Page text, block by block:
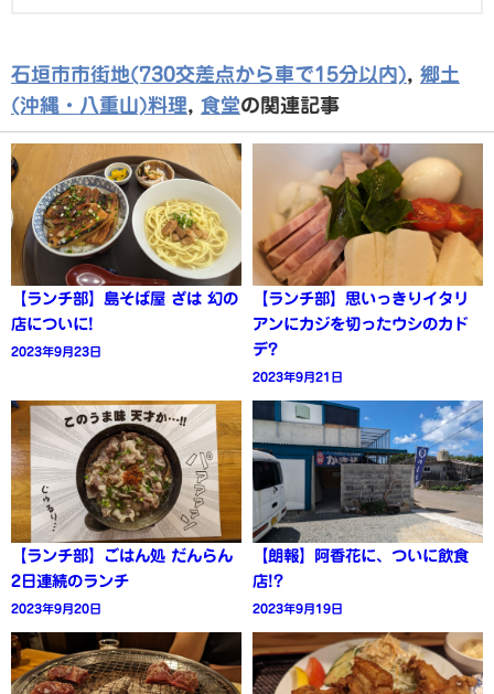
石垣市市街地(730交差点から車で15分以内), 郷土
(沖縄・八重山)料理, 食堂の関連記事
【ランチ部】島そば屋 ざは 幻の
店についに!
2023年9月23日
【ランチ部】思いっきりイタリ
アンにカジを切ったウシのカド
デ?
2023年9月21日
【ランチ部】ごはん処 だんらん
2日連続のランチ
2023年9月20日
【朗報】阿香花に、ついに飲食
店!?
2023年9月19日